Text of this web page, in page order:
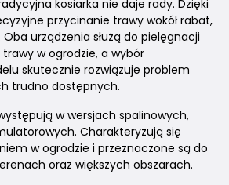
kosiarka nie daje rady. Dzięki
przycinanie trawy wokół rabat,
urządzenia służą do pielęgnacji
w ogrodzie, a wybór
skutecznie rozwiązuje problem
trudno dostępnych.
w wersjach spalinowych,
Charakteryzują się
w ogrodzie i przeznaczone są do
oraz większych obszarach.